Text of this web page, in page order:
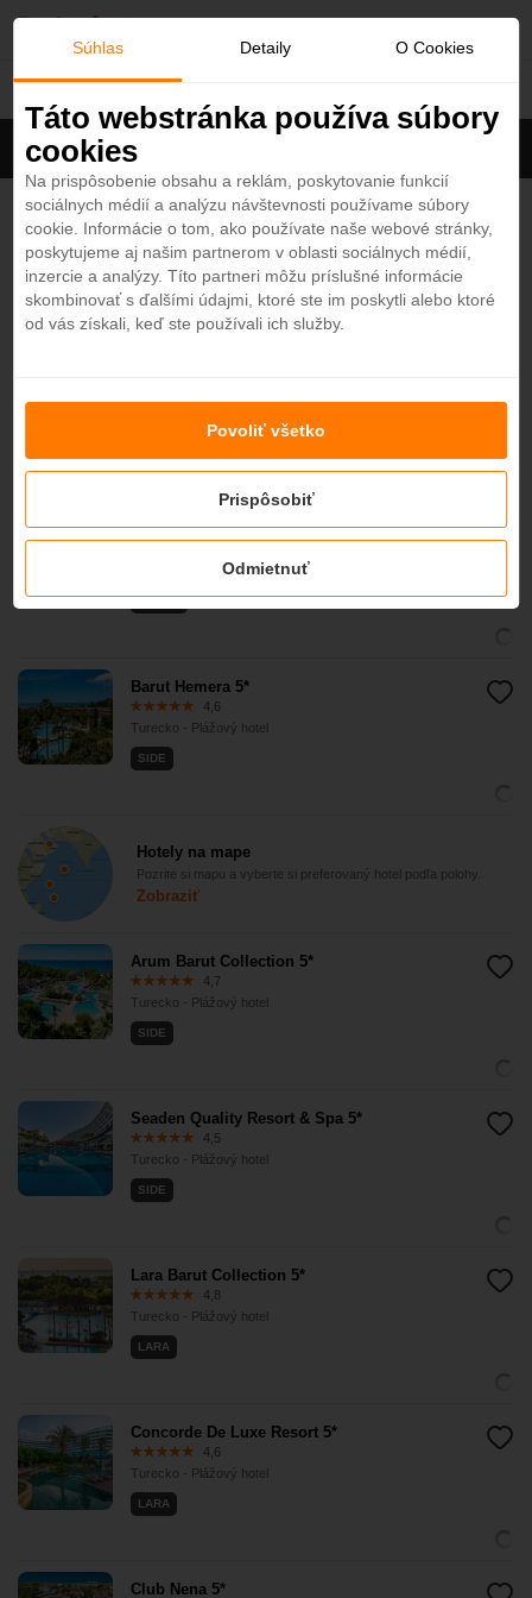
ú
Turecko
Filter
Cullinan Belek 5*
4,5
Turecko - Plážový hotel
BELEK
Seven Seas Hotel Life 5*
Turecko - Plážový hotel
KEMER
Barut Hemera 5*
4,6
Turecko - Plážový hotel
SIDE
Hotely na mape
Pozrite si mapu a vyberte si preferovaný hotel podľa polohy.
Zobraziť
Arum Barut Collection 5*
4,7
Turecko - Plážový hotel
SIDE
Seaden Quality Resort & Spa 5*
4,5
Turecko - Plážový hotel
SIDE
Lara Barut Collection 5*
4,8
Turecko - Plážový hotel
LARA
Concorde De Luxe Resort 5*
4,6
Turecko - Plážový hotel
LARA
Club Nena 5*
Súhlas Detaily O Cookies
Táto webstránka používa súbory
cookies
Na prispôsobenie obsahu a reklám, poskytovanie funkcií
sociálnych médií a analýzu návštevnosti používame súbory
cookie. Informácie o tom, ako používate naše webové stránky,
poskytujeme aj našim partnerom v oblasti sociálnych médií,
inzercie a analýzy. Títo partneri môžu príslušné informácie
skombinovať s ďalšími údajmi, ktoré ste im poskytli alebo ktoré
od vás získali, keď ste používali ich služby.
Odmietnuť
Prispôsobiť
Povoliť všetko